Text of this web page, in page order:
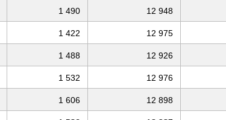
1 490 12 948
1 422 12 975
1 488 12 926
1 532 12 976
1 606 12 898